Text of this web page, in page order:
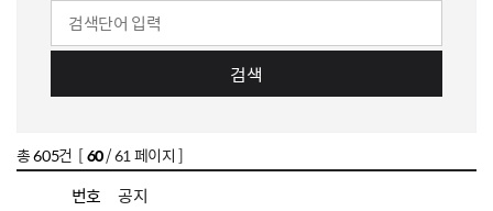
검색
총605건 [60/ 61 페이지 ]
번호
공지